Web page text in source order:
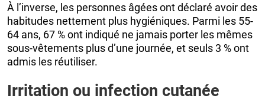
À l’inverse, les personnes âgées ont déclaré avoir des
habitudes nettement plus hygiéniques. Parmi les 55-
64 ans, 67 % ont indiqué ne jamais porter les mêmes
sous-vêtements plus d’une journée, et seuls 3 % ont
admis les réutiliser.
Irritation ou infection cutanée